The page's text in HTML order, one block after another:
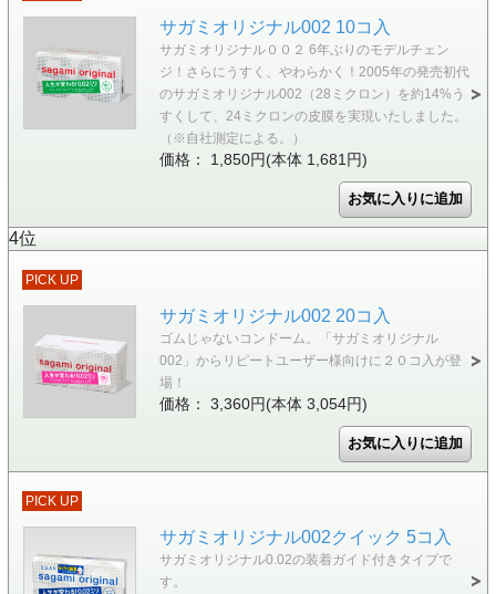
サガミオリジナル002 10コ入
サガミオリジナル００２ 6年ぶりのモデルチェン
ジ！さらにうすく、やわらかく！2005年の発売初代
のサガミオリジナル002（28ミクロン）を約14%う
すくして、24ミクロンの皮膜を実現いたしました。
（※自社測定による。）
価格： 1,850円(本体 1,681円)
4位
PICK UP
サガミオリジナル002 20コ入
ゴムじゃないコンドーム。「サガミオリジナル
002」からリピートユーザー様向けに２０コ入が登
場！
価格： 3,360円(本体 3,054円)
PICK UP
サガミオリジナル002クイック 5コ入
サガミオリジナル0.02の装着ガイド付きタイプで
す。